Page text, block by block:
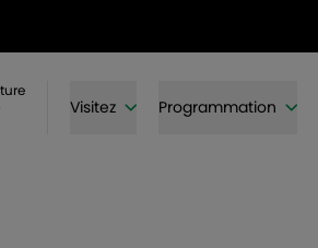
Visitez Programmation